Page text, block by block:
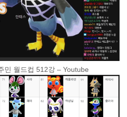
민 월드컵 512강 – Youtube